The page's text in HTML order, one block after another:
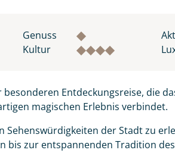
Genuss
Kultur
Entdeckungsreise, die
magischen Erlebnis verbindet.
Sehenswürdigkeiten der Stadt zu
bis zur entspannenden Tradition
Ihre Kontaktaufnahme! Ihr Urlaub -
und kontaktieren Sie,